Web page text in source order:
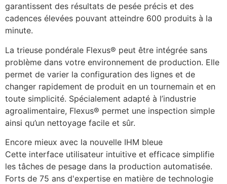
garantissent des résultats de pesée précis et des
cadences élevées pouvant atteindre 600 produits à la
minute.
La trieuse pondérale Flexus® peut être intégrée sans
problème dans votre environnement de production. Elle
permet de varier la configuration des lignes et de
changer rapidement de produit en un tournemain et en
toute simplicité. Spécialement adapté à l’industrie
agroalimentaire, Flexus® permet une inspection simple
ainsi qu’un nettoyage facile et sûr.
Encore mieux avec la nouvelle IHM bleue
Cette interface utilisateur intuitive et efficace simplifie
les tâches de pesage dans la production automatisée.
Forts de 75 ans d'expertise en matière de technologie